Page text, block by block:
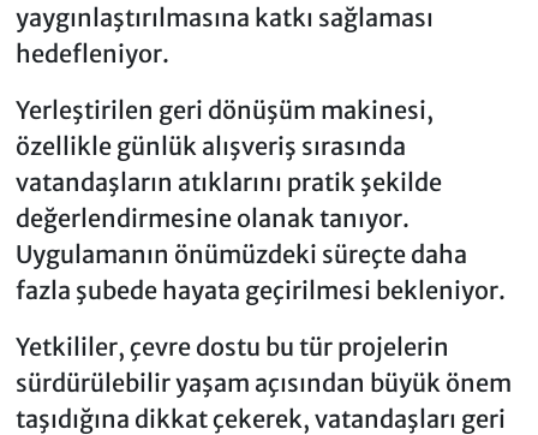
yaygınlaştırılmasına katkı sağlaması
hedefleniyor.
Yerleştirilen geri dönüşüm makinesi,
özellikle günlük alışveriş sırasında
vatandaşların atıklarını pratik şekilde
değerlendirmesine olanak tanıyor.
Uygulamanın önümüzdeki süreçte daha
fazla şubede hayata geçirilmesi bekleniyor.
Yetkililer, çevre dostu bu tür projelerin
sürdürülebilir yaşam açısından büyük önem
taşıdığına dikkat çekerek, vatandaşları geri